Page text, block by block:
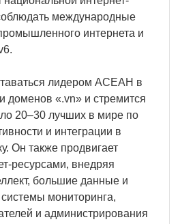
международные
интернета и
лидером АСЕАН в
доменов «.vn» и стремится
20–30 лучших в мире по
и интеграции в
Он также продвигает
ресурсами, внедряя
большие данные и
мониторинга,
и администрирования